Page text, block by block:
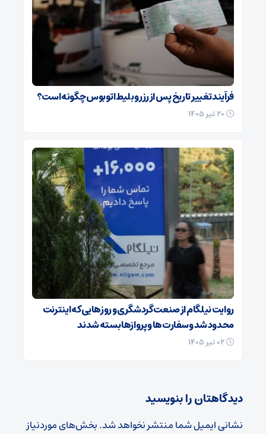
فرآیند تغییر تاریخ پس از رزرو بلیط اتوبوس چگونه است؟
روایت نیلگام از صنعت گردشگری و روزهایی که اینترنت
محدود شد و سفارت‌ها و پروازها بسته شدند
دیدگاهتان را بنویسید
نشانی ایمیل شما منتشر نخواهد شد.بخش‌های موردنیاز